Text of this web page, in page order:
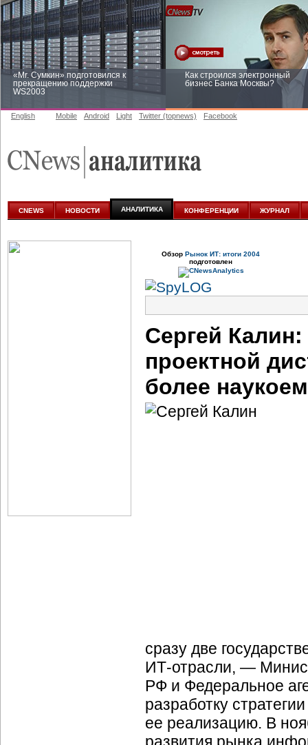
«Mr. Сумкин» подготовился к
прекращению поддержки
WS2003
Как строился электронный
бизнес Банка Москвы?
аналитике
English Mobile Android Light Twitter (topnews) Facebook
CNEWS НОВОСТИ АНАЛИТИКА КОНФЕРЕНЦИИ ЖУРНАЛ
Обзор Рынок ИТ: итоги 2004
подготовлен
Сергей
проектной
более
сразу две
ИТ-отрасли, —
РФ и Федеральное
разработку
ее реализацию. В